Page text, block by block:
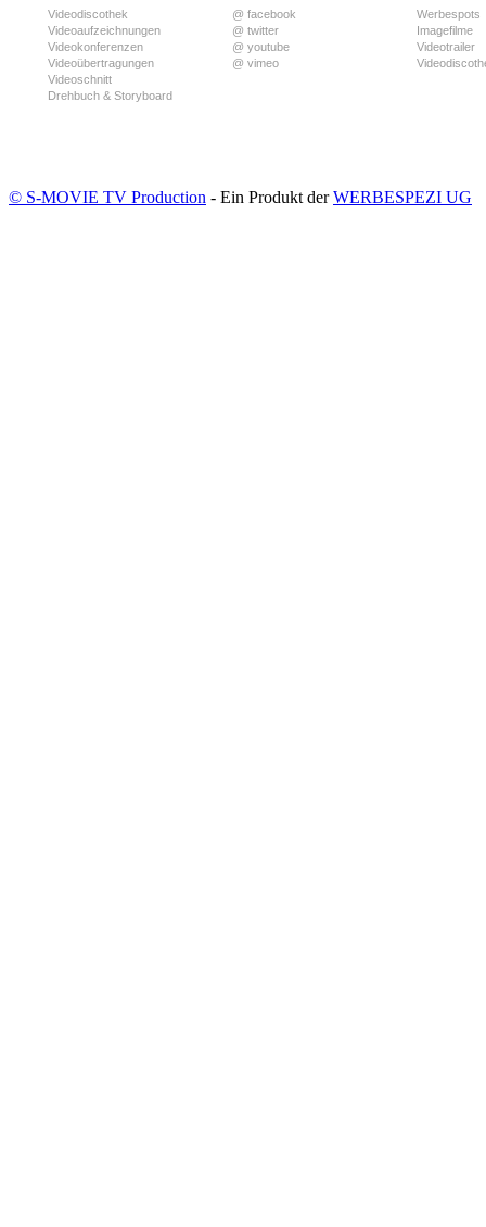
Videodiscothek
Videoaufzeichnungen
Videokonferenzen
Videoübertragungen
Videoschnitt
Drehbuch & Storyboard
@ facebook
@ twitter
@ youtube
@ vimeo
Werbespots
Imagefilme
Videotrailer
© S-MOVIE TV Production - Ein Produkt derWERBESPEZI UG